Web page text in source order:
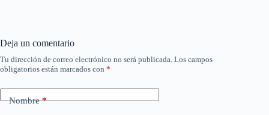
Deja un comentario
Tu dirección de correo electrónico no será publicada. Los campos
obligatorios están marcados con *
Nombre*